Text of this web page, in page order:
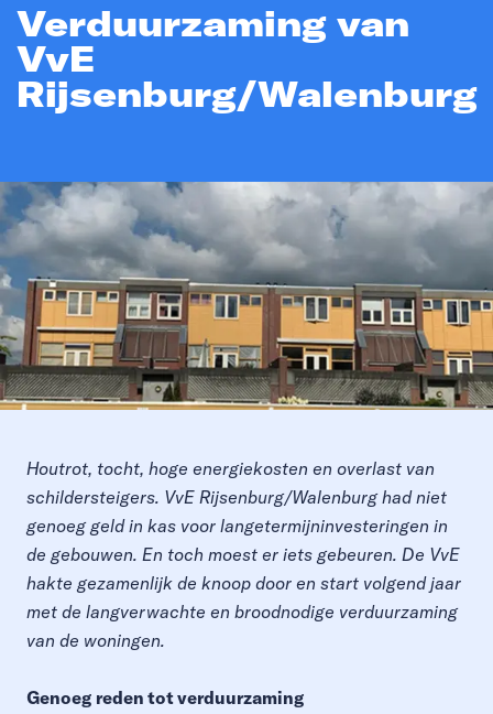
Verduurzaming van
VvE
Rijsenburg/Walenburg
Houtrot, tocht, hoge energiekosten en overlast van
schildersteigers. VvE Rijsenburg/Walenburg had niet
genoeg geld in kas voor langetermijninvesteringen in
de gebouwen. En toch moest er iets gebeuren. De VvE
hakte gezamenlijk de knoop door en start volgend jaar
met de langverwachte en broodnodige verduurzaming
van de woningen.
Genoeg reden tot verduurzaming